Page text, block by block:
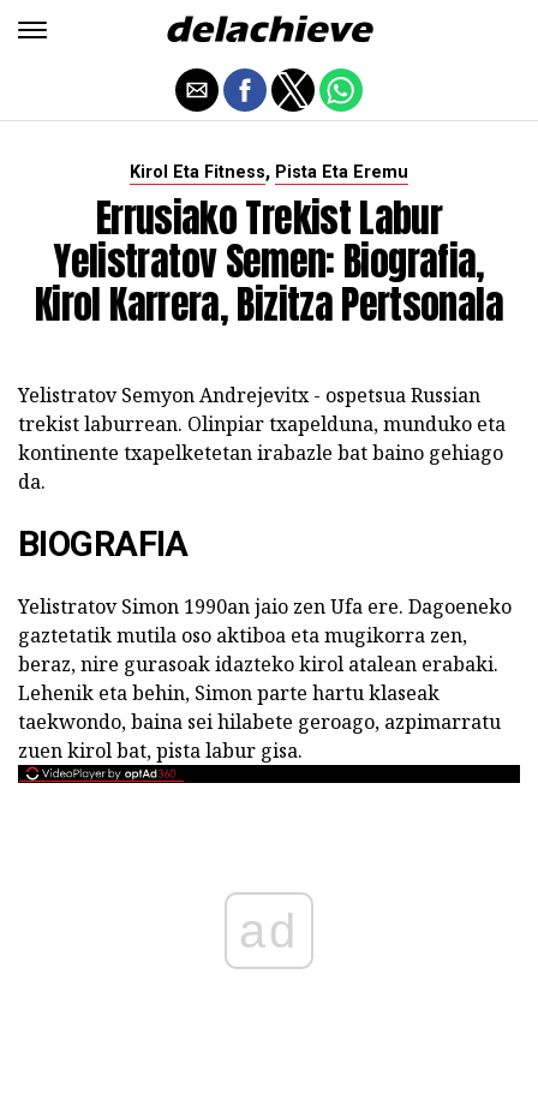
Kirol Eta Fitness, Pista Eta Eremu
Errusiako Trekist Labur
Yelistratov Semen: Biografia,
Kirol Karrera, Bizitza Pertsonala
Yelistratov Semyon Andrejevitx - ospetsua Russian
trekist laburrean. Olinpiar txapelduna, munduko eta
kontinente txapelketetan irabazle bat baino gehiago
da.
BIOGRAFIA
Yelistratov Simon 1990an jaio zen Ufa ere. Dagoeneko
gaztetatik mutila oso aktiboa eta mugikorra zen,
beraz, nire gurasoak idazteko kirol atalean erabaki.
Lehenik eta behin, Simon parte hartu klaseak
taekwondo, baina sei hilabete geroago, azpimarratu
zuen kirol bat, pista labur gisa.
ad